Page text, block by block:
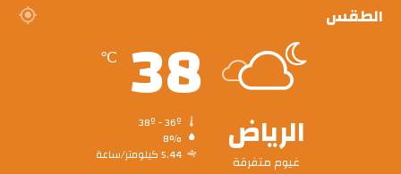
الطقس
الرياض
غيوم متفرقة
38
℃
8%
5.44 كيلومتر/ساعة